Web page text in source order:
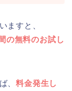
ますと、
の無料のお試し
、料金発生し